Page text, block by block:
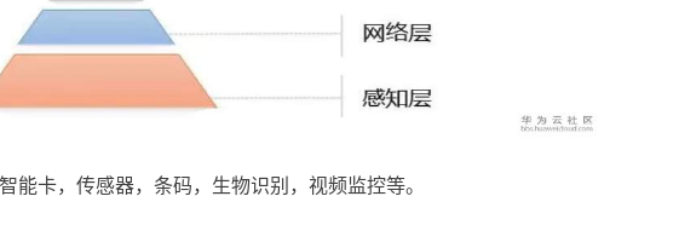
能卡，传感器，条码，生物识别，视频监控等。